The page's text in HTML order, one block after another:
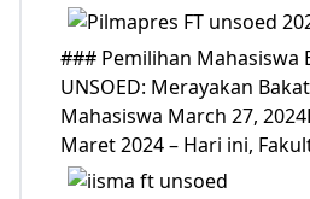
### Pemilihan Mahasiswa
UNSOED: Merayakan
Mahasiswa March 27,
Maret 2024 – Hari ini,